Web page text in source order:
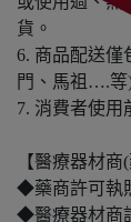
貨。
6. 商品配送僅
門、馬祖….等
7. 消費者使用
【醫療器材商
◆藥商許可執
◆醫療器材商